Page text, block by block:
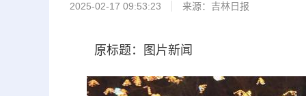
2025-02-17 09:53:23 来源： 吉林日报
原标题：图片新闻